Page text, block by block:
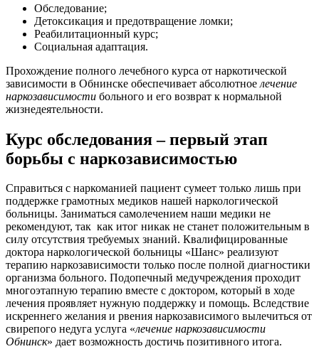
Обследование;
Детоксикация и предотвращение ломки;
Реабилитационный курс;
Социальная адаптация.
Прохождение полного лечебного курса от наркотической
зависимости в Обнинске обеспечивает абсолютное лечение
наркозависимости больного и его возврат к нормальной
жизнедеятельности.
Курс обследования – первый этап
борьбы с наркозависимостью
Справиться с наркоманией пациент сумеет только лишь при
поддержке грамотных медиков нашей наркологической
больницы. Заниматься самолечением наши медики не
рекомендуют, так как итог никак не станет положительным в
силу отсутствия требуемых знаний. Квалифицированные
доктора наркологической больницы «Шанс» реализуют
терапию наркозависимости только после полной диагностики
организма больного. Подопечный медучреждения проходит
многоэтапную терапию вместе с доктором, который в ходе
лечения проявляет нужную поддержку и помощь. Вследствие
искреннего желания и рвения наркозависимого вылечиться от
свирепого недуга услуга «лечение наркозависимости
Обнинск» дает возможность достичь позитивного итога.